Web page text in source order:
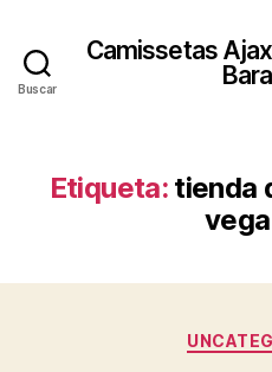
Buscar
Camissetas
Etiqueta: tienda